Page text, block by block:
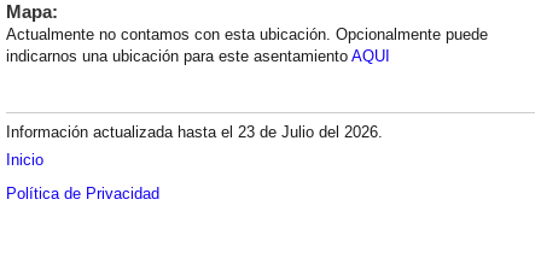
Mapa:
Actualmente no contamos con esta ubicación. Opcionalmente puede
indicarnos una ubicación para este asentamiento AQUI
Información actualizada hasta el 23 de Julio del 2026.
Inicio
Política de Privacidad